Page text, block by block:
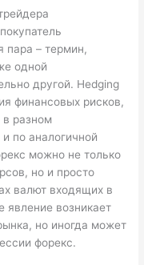
пара – термин,
одной
другой. Hedging
финансовых рисков,
в разном
по аналогичной
можно не только
но и просто
валют входящих в
явление возникает
но иногда может
форекс.